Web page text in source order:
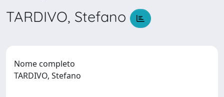
TARDIVO, Stefano
Nome completo
TARDIVO, Stefano